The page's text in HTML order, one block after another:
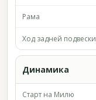
Рама
Ход задней подвески
Динамика
Старт на Милю